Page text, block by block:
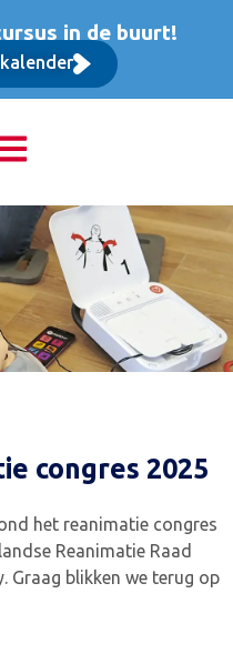
in de buurt!
congres 2025
het reanimatie congres
Reanimatie Raad
Graag blikken we terug op